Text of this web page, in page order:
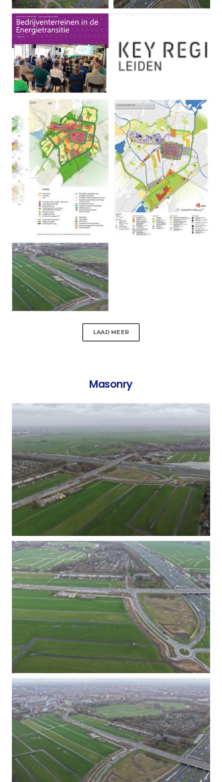
LAAD MEER
Masonry